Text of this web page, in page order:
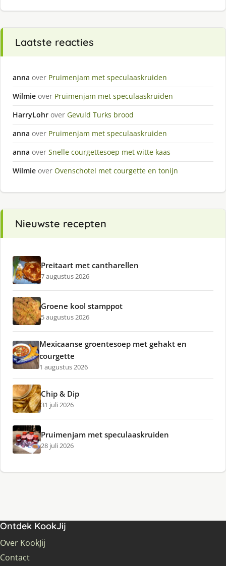
Laatste reacties
anna over Pruimenjam met speculaaskruiden
Wilmie over Pruimenjam met speculaaskruiden
HarryLohr over Gevuld Turks brood
anna over Pruimenjam met speculaaskruiden
anna over Snelle courgettesoep met witte kaas
Wilmie over Ovenschotel met courgette en tonijn
Nieuwste recepten
Preitaart met cantharellen
7 augustus 2026
Groene kool stamppot
5 augustus 2026
Mexicaanse groentesoep met gehakt en
courgette
1 augustus 2026
Chip & Dip
31 juli 2026
Pruimenjam met speculaaskruiden
28 juli 2026
Ontdek KookJij
Over KookJij
Contact